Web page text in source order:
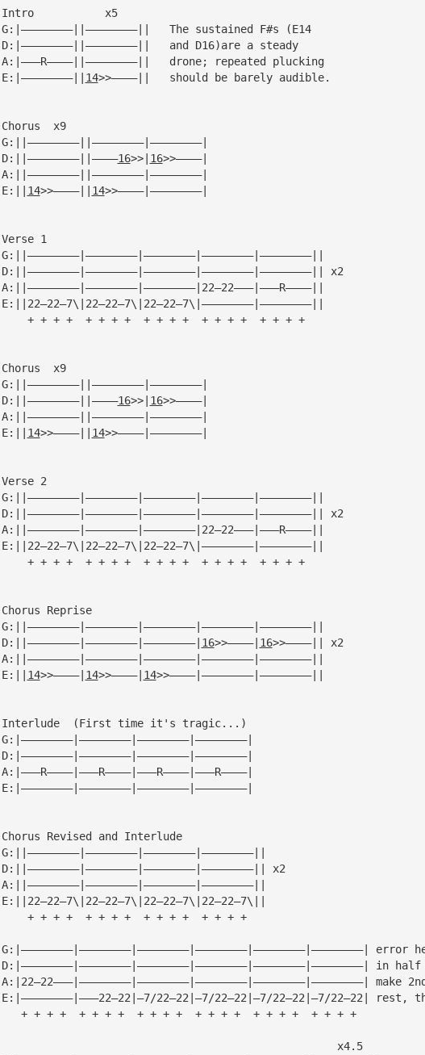
Intro           x5
G:|————————||————————||   The sustained F#s (E14
D:|————————||————————||   and D16)are a steady
A:|———R————||————————||   drone; repeated plucking
E:|————————|| 14>>————||   should be barely audible.
Chorus  x9
G:||————————||————————|————————|
D:||————————||————16>>| 16>>————|
A:||————————||————————|————————|
E:|| 14>>————|| 14>>————|————————|
Verse 1
G:||————————|————————|————————|————————|————————||
D:||————————|————————|————————|————————|————————|| x2
A:||————————|————————|————————|22—22———|———R————||
E:||22—22—7\|22—22—7\|22—22—7\|————————|————————||
    + + + +  + + + +  + + + +  + + + +  + + + +
Chorus  x9
G:||————————||————————|————————|
D:||————————||————16>>| 16>>————|
A:||————————||————————|————————|
E:|| 14>>————|| 14>>————|————————|
Verse 2
G:||————————|————————|————————|————————|————————||
D:||————————|————————|————————|————————|————————|| x2
A:||————————|————————|————————|22—22———|———R————||
E:||22—22—7\|22—22—7\|22—22—7\|————————|————————||
    + + + +  + + + +  + + + +  + + + +  + + + +
Chorus Reprise
G:||————————|————————|————————|————————|————————||
D:||————————|————————|————————| 16>>————| 16>>————|| x2
A:||————————|————————|————————|————————|————————||
E:|| 14>>————| 14>>————| 14>>————|————————|————————||
Interlude  (First time it's tragic...)
G:|————————|————————|————————|————————|
D:|————————|————————|————————|————————|
A:|———R————|———R————|———R————|———R————|
E:|————————|————————|————————|————————|
Chorus Revised and Interlude
G:||————————|————————|————————|————————||
D:||————————|————————|————————|————————|| x2
A:||————————|————————|————————|————————||
E:||22—22—7\|22—22—7\|22—22—7\|22—22—7\||
    + + + +  + + + +  + + + +  + + + +
G:|————————|————————|————————|————————|————————|————————| error
D:|————————|————————|————————|————————|————————|————————| in
A:|22—22———|————————|————————|————————|————————|————————| make
E:|————————|———22—22|—7/22—22|—7/22—22|—7/22—22|—7/22—22| rest,
   + + + +  + + + +  + + + +  + + + +  + + + +  + + + +
                                                    x4.5